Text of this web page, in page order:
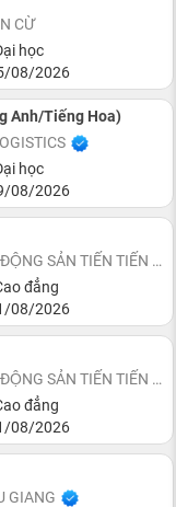
CỪ
học
08/2026
Anh/Tiếng Hoa)
học
08/2026
CÔNG TY CỔ PHẦN PHÁT TRIỂN BẤT ĐỘNG SẢN TIẾN TIẾN PHÁT
đẳng
08/2026
CÔNG TY CỔ PHẦN PHÁT TRIỂN BẤT ĐỘNG SẢN TIẾN TIẾN PHÁT
đẳng
08/2026
GIANG